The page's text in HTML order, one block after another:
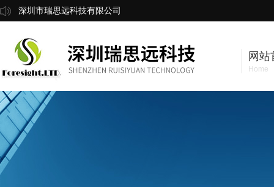
深圳市瑞思远科技有限公司
网站
Home